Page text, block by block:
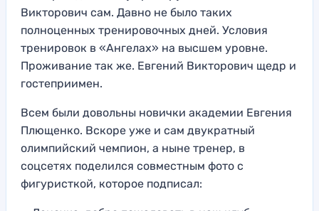
Викторович сам. Давно не было таких
полноценных тренировочных дней. Условия
тренировок в «Ангелах» на высшем уровне.
Проживание так же. Евгений Викторович щедр и
гостеприимен.
Всем были довольны новички академии Евгения
Плющенко. Вскоре уже и сам двукратный
олимпийский чемпион, а ныне тренер, в
соцсетях поделился совместным фото с
фигуристкой, которое подписал: